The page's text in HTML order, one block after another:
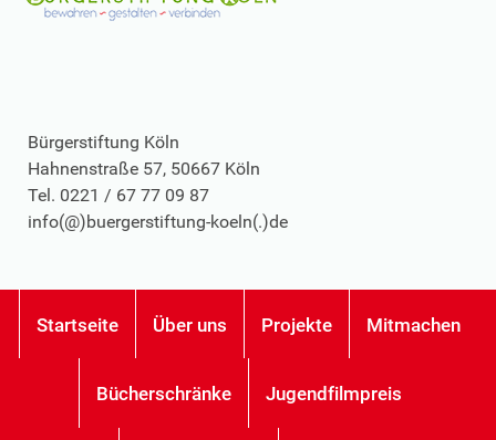
Bürgerstiftung Köln
Hahnenstraße 57, 50667 Köln
Tel. 0221 / 67 77 09 87
info(@)buergerstiftung-koeln(.)de
Startseite Über uns Projekte Mitmachen
Bücherschränke Jugendfilmpreis